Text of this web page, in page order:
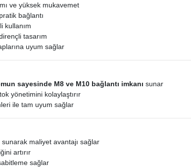
ve yüksek mukavemet
bağlantı
kullanım
tasarım
uyum sağlar
sayesinde M8 ve M10 bağlantı imkanı sunar
yönetimini kolaylaştırır
ile tam uyum sağlar
sunarak maliyet avantajı sağlar
artırır
sağlar